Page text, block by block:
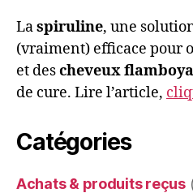
Laspiruline, une
(vraiment) efficace pour
et descheveux
de cure. Lire l’article,
Catégories
Achats & produits reçus